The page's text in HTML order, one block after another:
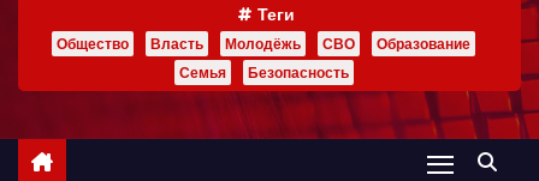
ж
Теги
Общество Власть Молодёжь СВО
Образование
Семья
Безопасность